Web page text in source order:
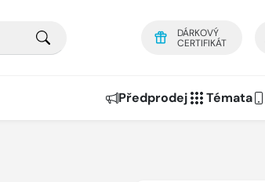
DÁRKOVÝ
CERTIFIKÁT
Předprodej Témata